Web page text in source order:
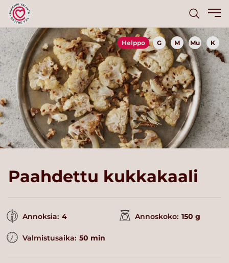
Helppo G M Mu K
Paahdettu kukkakaali
Annoksia: 4 Annoskoko: 150 g
Valmistusaika: 50 min